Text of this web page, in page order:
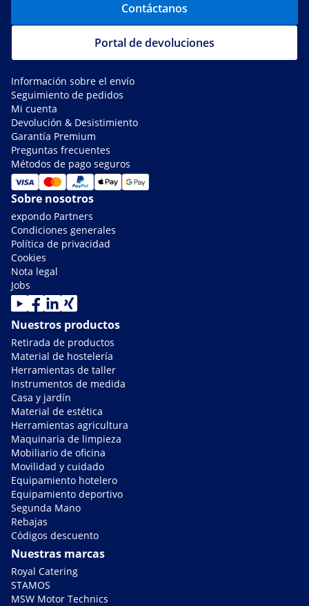
Contáctanos
Portal de devoluciones
Información sobre el envío
Seguimiento de pedidos
Mi cuenta
Devolución & Desistimiento
Garantía Premium
Preguntas frecuentes
Métodos de pago seguros
Sobre nosotros
expondo Partners
Condiciones generales
Política de privacidad
Cookies
Nota legal
Jobs
Nuestros productos
Retirada de productos
Material de hostelería
Herramientas de taller
Instrumentos de medida
Casa y jardín
Material de estética
Herramientas agricultura
Maquinaria de limpieza
Mobiliario de oficina
Movilidad y cuidado
Equipamiento hotelero
Equipamiento deportivo
Segunda Mano
Rebajas
Códigos descuento
Nuestras marcas
Royal Catering
STAMOS
MSW Motor Technics